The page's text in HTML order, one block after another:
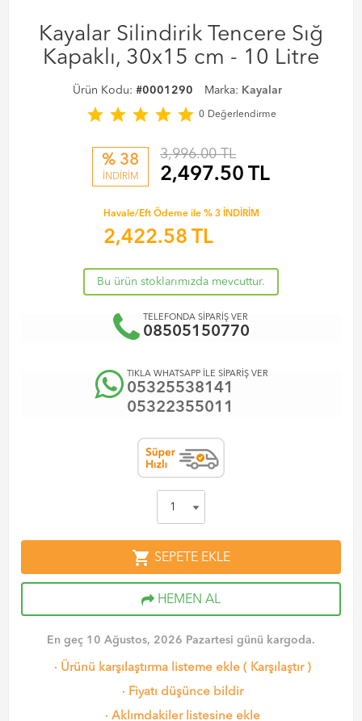
Kayalar Silindirik Tencere Sığ
Kapaklı, 30x15 cm - 10 Litre
Ürün Kodu: #0001290 Marka: Kayalar
star star star star star 0 Değerlendirme
% 38
İNDİRİM
3,996.00 TL
2,497.50 TL
Havale/Eft Ödeme ile % 3 İNDİRİM
2,422.58 TL
Bu ürün stoklarımızda mevcuttur.
TELEFONDA SİPARİŞ VER
08505150770
TIKLA WHATSAPP İLE SİPARİŞ VER
05325538141
05322355011
shopping_cart SEPETE EKLE
HEMEN AL
En geç 10 Ağustos, 2026 Pazartesi günü kargoda.
· Ürünü karşılaştırma listeme ekle ( Karşılaştır)
· Fiyatı düşünce bildir
· Aklımdakiler listesine ekle